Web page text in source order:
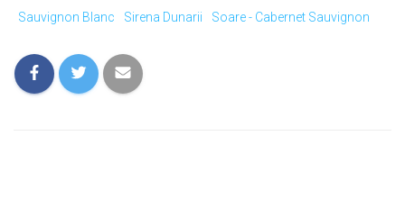
Sauvignon Blanc
Sirena Dunarii Soare - Cabernet Sauvignon